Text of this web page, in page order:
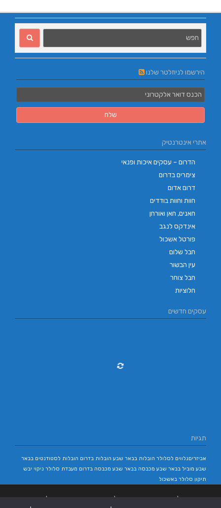
הירשמו לניוזלטר שלנו
אתרי אינטרנטיק
הדרום – עסקים איכות ופנאי
צימרים בדרום
דרום אדום
חוות וחוות בודדים
חאנים, חאן ואורחן
אינדקס לנגב
פורטל אשכול
חבל שלום
עין הבשור
חבל צוחר
חלוציות
עסקים חדשים
תגיות
אביזריםנלווים לסלולר הובלות בבאר שבע הובלות בדרום הובלות לסטודנטים בבאר
שבע מוביל בבאר שבע מכבסה בבאר שבע מכבסה בדרום מעבדת סלולר ניקוי יבש
תיקון סלולר באשכול